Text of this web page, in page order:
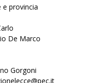
e provincia
De Marco
Gorgoni